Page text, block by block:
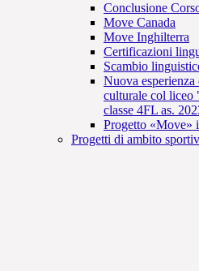
Conclusione
Move Canada
Move Inghilterra
Certificazioni
Scambio
Nuova
culturale col liceo
classe 4FL as.
Progetto «Move»
Progetti di ambito